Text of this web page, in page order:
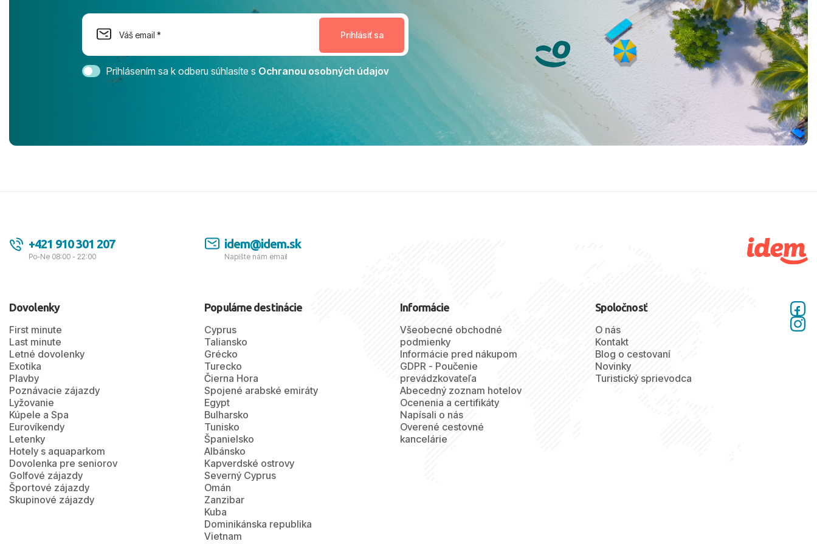
dostatok priestoru na dokonalý relax. ​
Magic Life Jacaranda môžeme s čistým
svedomím odporučiť každému, kto hľadá
bezstarostnú dovolenku na vysokej
úrovni. Všetko bolo zabezpečené na
tešíme, kam s nami vyrazíte nabudúce!
Ďakujeme za skvelé spomienky. ​S
pozdravom a prianím mnohých ďalších
Prihlásením sa k odberu súhlasíte s Ochranou osobných údajov
+421 910 301 207
Po-Ne 08:00 - 22:00
idem@idem.sk
Napíšte nám email
Dovolenky
First minute
Last minute
Letné dovolenky
Exotika
Plavby
Poznávacie zájazdy
Lyžovanie
Kúpele a Spa
Eurovíkendy
Letenky
Hotely s aquaparkom
Dovolenka pre seniorov
Golfové zájazdy
Športové zájazdy
Skupinové zájazdy
Populárne destinácie
Cyprus
Taliansko
Grécko
Turecko
Čierna Hora
Spojené arabské emiráty
Egypt
Bulharsko
Tunisko
Španielsko
Albánsko
Kapverdské ostrovy
Severný Cyprus
Omán
Zanzibar
Kuba
Dominikánska republika
Vietnam
Informácie
Všeobecné obchodné
podmienky
Informácie pred nákupom
GDPR - Poučenie
prevádzkovateľa
Abecedný zoznam hotelov
Ocenenia a certifikáty
Napísali o nás
Overené cestovné
kancelárie
Spoločnosť
O nás
Kontakt
Blog o cestovaní
Novinky
Turistický sprievodca